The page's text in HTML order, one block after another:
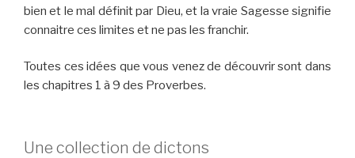
bien et le mal définit par Dieu, et la vraie Sagesse signifie
connaitre ces limites et ne pas les franchir.
Toutes ces idées que vous venez de découvrir sont dans
les chapitres 1 à 9 des Proverbes.
Une collection de dictons